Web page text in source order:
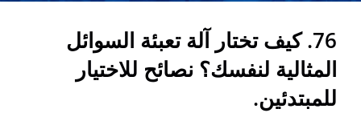
Neostarpack Co., Ltd.
76. كيف تختار آلة تعبئة السوائل
المثالية لنفسك؟ نصائح للاختيار
للمبتدئين.